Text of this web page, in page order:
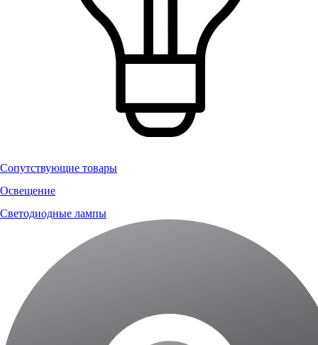
Сопутствующие товары
Освещение
Светодиодные лампы